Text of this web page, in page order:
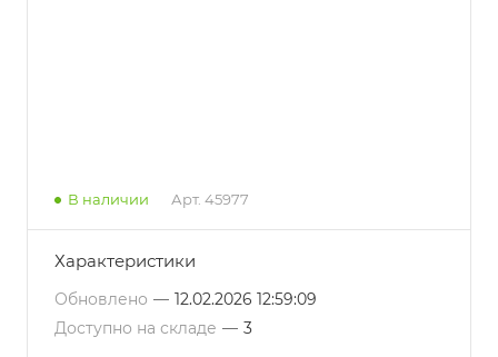
В наличии Арт. 45977
Характеристики
Обновлено — 12.02.2026 12:59:09
Доступно на складе — 3